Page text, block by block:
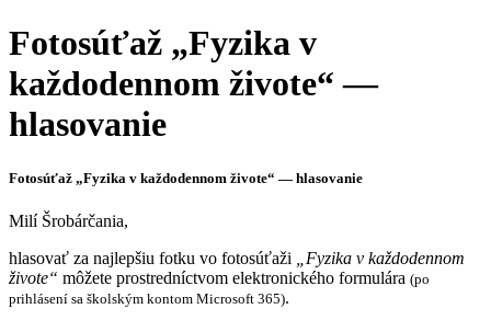
Fotosúťaž „Fyzika v
každodennom živote“ —
hlasovanie
Fotosúťaž „Fyzika v každodennom živote“ — hlasovanie
Milí Šrobárčania,
hlasovať za najlepšiu fotku vo fotosúťaži
„Fyzika v každodennom
živote“ môžete prostredníctvom elektronického formulára (po
prihlásení sa školským kontom Microsoft 365).